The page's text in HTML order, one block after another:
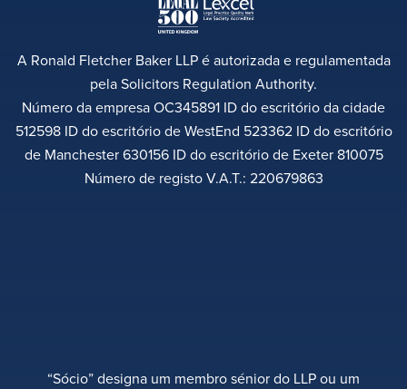
A Ronald Fletcher Baker LLP é autorizada e regulamentada
pela Solicitors Regulation Authority.
Número da empresa OC345891 ID do escritório da cidade
512598 ID do escritório de WestEnd 523362 ID do escritório
de Manchester 630156 ID do escritório de Exeter 810075
Número de registo V.A.T.: 220679863
“Sócio” designa um membro sénior do LLP ou um